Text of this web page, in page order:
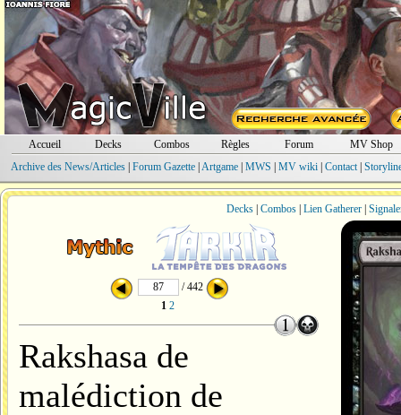
Accueil Decks Combos Règles Forum
MV Shop
Archive des News/Articles| Forum Gazette| Artgame| MWS MV wiki| Contact|
Decks| Combos| Lien Gatherer|
/ 442
1 2
Rakshasa de
malédiction de